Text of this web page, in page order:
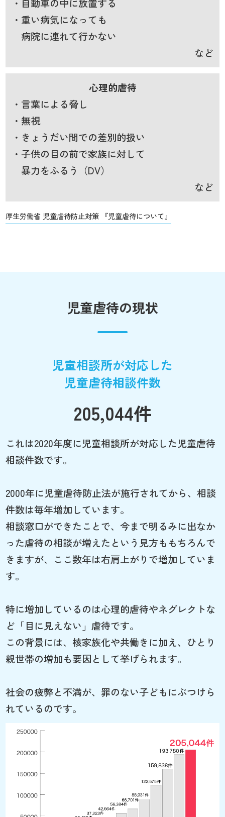
・自動車の中に放置する
・重い病気になっても
病院に連れて行かない
など
心理的虐待
・言葉による脅し
・無視
・きょうだい間での差別的扱い
・子供の目の前で家族に対して
暴力をふるう（DV）
など
厚生労働省 児童虐待防止対策 『児童虐待について』
児童虐待の現状
児童相談所が対応した
児童虐待相談件数
205,044件
これは2020年度に児童相談所が対応した児童虐待
相談件数です。
2000年に児童虐待防止法が施行されてから、相談
件数は毎年増加しています。
相談窓口ができたことで、今まで明るみに出なか
った虐待の相談が増えたという見方ももちろんで
きますが、ここ数年は右肩上がりで増加していま
す。
特に増加しているのは心理的虐待やネグレクトな
ど「目に見えない」虐待です。
この背景には、核家族化や共働きに加え、ひとり
親世帯の増加も要因として挙げられます。
社会の疲弊と不満が、罪のない子どもにぶつけら
れているのです。